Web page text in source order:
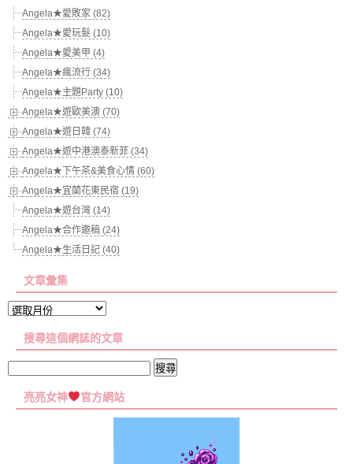
Angela★愛敗家 (82)
Angela★愛玩髮 (10)
Angela★愛美甲 (4)
Angela★瘋流行 (34)
Angela★主題Party (10)
Angela★遊歐美澳 (70)
Angela★遊日韓 (74)
Angela★遊中港澳泰新菲 (34)
Angela★下午茶&美食心情 (60)
Angela★宜蘭花東民宿 (19)
Angela★遊台灣 (14)
Angela★合作邀稿 (24)
Angela★生活日記 (40)
文章彙集
文
彙
搜尋這個網誌的文章
關
亮亮女神 官方網站